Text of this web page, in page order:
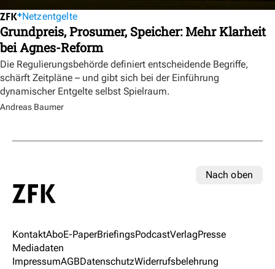
Netzentgelte
Grundpreis, Prosumer, Speicher: Mehr Klarheit
bei Agnes-Reform
Die Regulierungsbehörde definiert entscheidende Begriffe,
schärft Zeitpläne – und gibt sich bei der Einführung
dynamischer Entgelte selbst Spielraum.
Andreas Baumer
Nach oben
KontaktAboE-PaperBriefingsPodcastVerlagPresse
Mediadaten
ImpressumAGBDatenschutzWiderrufsbelehrung